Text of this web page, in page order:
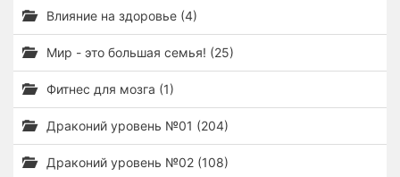
Влияние на здоровье (4)
Мир - это большая семья! (25)
Фитнес для мозга (1)
Драконий уровень №01 (204)
Драконий уровень №02 (108)